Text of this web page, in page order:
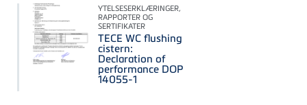
YTELSESERKLÆRINGER,
RAPPORTER OG
SERTIFIKATER
TECE WC flushing
cistern:
Declaration of
performance DOP
14055-1